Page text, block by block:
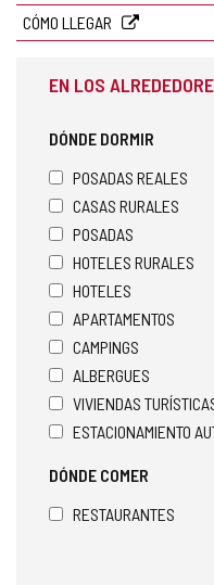
CÓMO LLEGAR
EN LOS
DÓNDE DORMIR
POSADAS REALES
CASAS RURALES
POSADAS
HOTELES RURALES
HOTELES
APARTAMENTOS
CAMPINGS
ALBERGUES
VIVIENDAS
ESTACIONAMIENTO
DÓNDE COMER
RESTAURANTES